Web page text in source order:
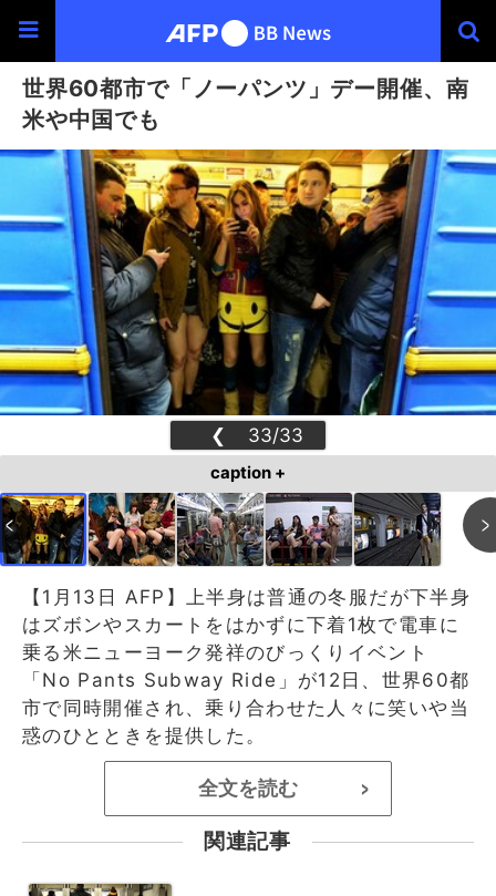
世界60都市で「ノーパンツ」デー開催、南
米や中国でも
❮
33/33
❯
caption +
【1月13日 AFP】上半身は普通の冬服だが下半身
はズボンやスカートをはかずに下着1枚で電車に
乗る米ニューヨーク発祥のびっくりイベント
「No Pants Subway Ride」が12日、世界60都
市で同時開催され、乗り合わせた人々に笑いや当
惑のひとときを提供した。
全文を読む >
関連記事